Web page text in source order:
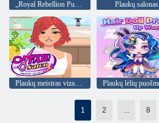
Plaukų salonas
1 2 8